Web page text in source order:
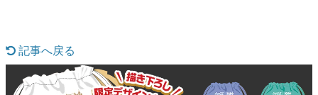
特集記事
マンガ
記事へ戻る